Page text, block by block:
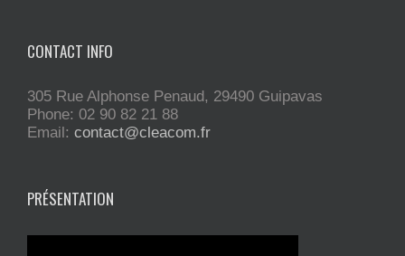
CONTACT INFO
305 Rue Alphonse Penaud, 29490 Guipavas
Phone: 02 90 82 21 88
Email: contact@cleacom.fr
PRÉSENTATION